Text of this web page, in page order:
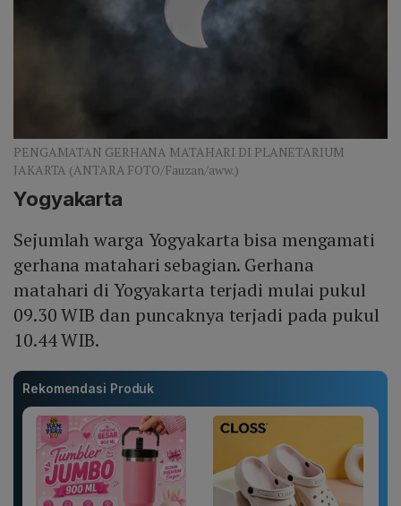
PENGAMATAN GERHANA MATAHARI DI PLANETARIUM
JAKARTA (ANTARA FOTO/Fauzan/aww.)
Yogyakarta
Sejumlah warga Yogyakarta bisa mengamati
gerhana matahari sebagian. Gerhana
matahari di Yogyakarta terjadi mulai pukul
09.30 WIB dan puncaknya terjadi pada pukul
10.44 WIB.
Rekomendasi Produk